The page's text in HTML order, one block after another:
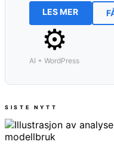
LES MER
⚙
AI + WordPress
SISTE NYTT